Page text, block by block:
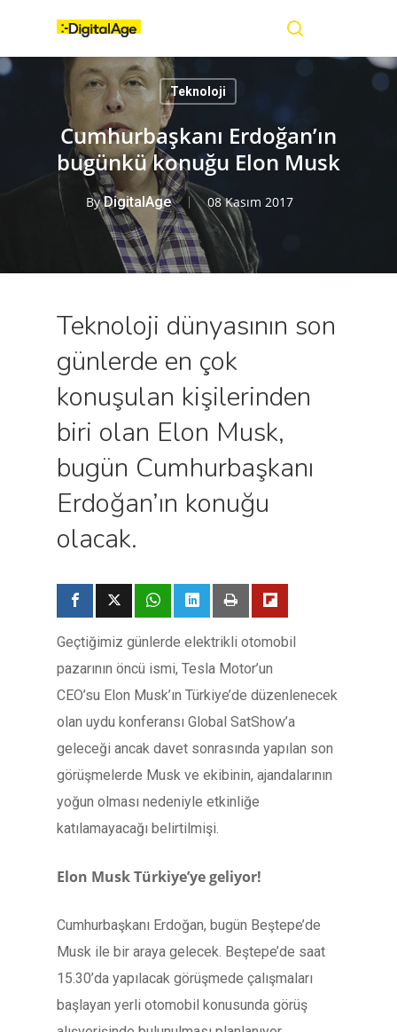
content
Teknoloji
Cumhurbaşkanı Erdoğan’ın
bugünkü konuğu Elon Musk
By DigitalAge 08 Kasım 2017
Teknoloji dünyasının son
günlerde en çok
konuşulan kişilerinden
biri olan Elon Musk,
bugün Cumhurbaşkanı
Erdoğan’ın konuğu
olacak.
Geçtiğimiz günlerde elektrikli otomobil
pazarının öncü ismi, Tesla Motor’un
CEO’su Elon Musk’ın Türkiye’de düzenlenecek
olan uydu konferansı Global SatShow’a
geleceği ancak davet sonrasında yapılan son
görüşmelerde Musk ve ekibinin, ajandalarının
yoğun olması nedeniyle etkinliğe
katılamayacağı belirtilmişi.
Elon Musk Türkiye’ye geliyor!
Cumhurbaşkanı Erdoğan, bugün Beştepe’de
Musk ile bir araya gelecek. Beştepe’de saat
15.30’da yapılacak görüşmede çalışmaları
başlayan yerli otomobil konusunda görüş